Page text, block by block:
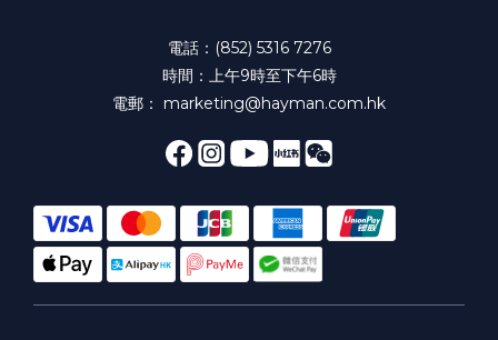
電話：(852) 5316 7276
時間：上午9時至下午6時
電郵： marketing@hayman.com.hk